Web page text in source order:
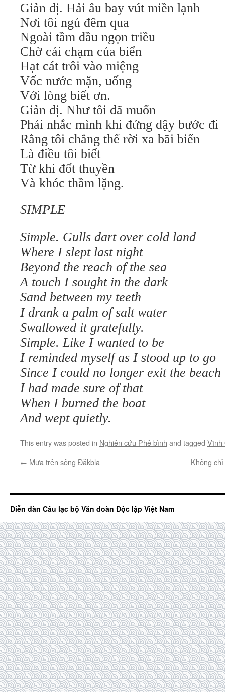
Giản dị. Hải âu bay vút miền lạnh
Nơi tôi ngủ đêm qua
Ngoài tầm đầu ngọn triều
Chờ cái chạm của biển
Hạt cát trôi vào miệng
Vốc nước mặn, uống
Với lòng biết ơn.
Giản dị. Như tôi đã muốn
Phải nhắc mình khi đứng dậy bước đi
Rằng tôi chẳng thể rời xa bãi biển
Là điều tôi biết
Từ khi đốt thuyền
Và khóc thầm lặng.
SIMPLE
Simple. Gulls dart over cold land
Where I slept last night
Beyond the reach of the sea
A touch I sought in the dark
Sand between my teeth
I drank a palm of salt water
Swallowed it gratefully.
Simple. Like I wanted to be
I reminded myself as I stood up to go
Since I could no longer exit the beach
I had made sure of that
When I burned the boat
And wept quietly.
This entry was posted in Nghiên cứu Phê bình and tagged Vĩnh
← Mưa trên sông Đăkbla Không
Diễn đàn Câu lạc bộ Văn đoàn Độc lập Việt Nam